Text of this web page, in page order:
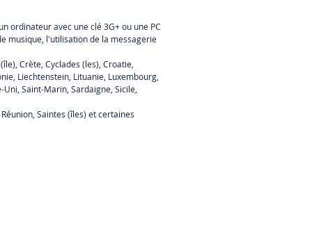
ordinateur avec une clé 3G+ ou une PC
musique, l'utilisation de la messagerie
Crète, Cyclades (les), Croatie,
Liechtenstein, Lituanie, Luxembourg,
Saint-Marin, Sardaigne, Sicile,
Saintes (îles) et certaines